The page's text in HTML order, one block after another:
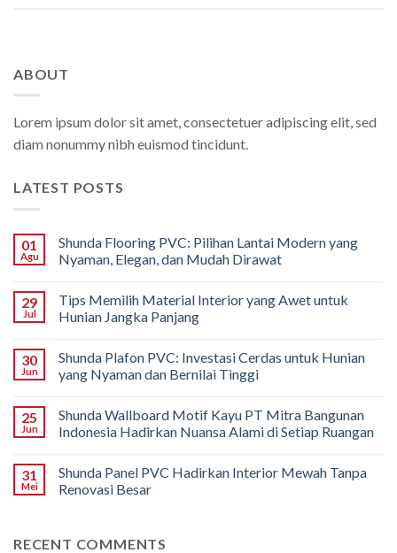
ABOUT
Lorem ipsum dolor sit amet, consectetuer adipiscing elit, sed
diam nonummy nibh euismod tincidunt.
LATEST POSTS
01
Agu
Shunda Flooring PVC: Pilihan Lantai Modern yang
Nyaman, Elegan, dan Mudah Dirawat
29
Jul
Tips Memilih Material Interior yang Awet untuk
Hunian Jangka Panjang
30
Jun
Shunda Plafon PVC: Investasi Cerdas untuk Hunian
yang Nyaman dan Bernilai Tinggi
25
Jun
Shunda Wallboard Motif Kayu PT Mitra Bangunan
Indonesia Hadirkan Nuansa Alami di Setiap Ruangan
31
Mei
Shunda Panel PVC Hadirkan Interior Mewah Tanpa
Renovasi Besar
RECENT COMMENTS